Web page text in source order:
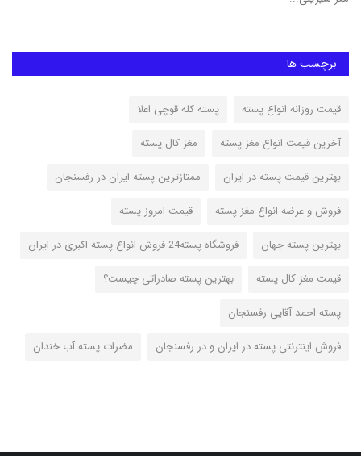
برچسب ها
قیمت روزانه انواع پسته
پسته کله قوچی اعلا
آخرین قیمت انواع مغز پسته
مغز کال پسته
بهترین قیمت پسته در ایران
ممتازترین پسته ایران در رفسنجان
فروش و عرضه انواع مغز پسته
قیمت امروز پسته
بهترین پسته جهان
فروشگاه پسته24 فروش انواع پسته اکبری در ایران
قیمت مغز کال پسته
بهترین پسته صادراتی چیست؟
پسته احمد آقایی رفسنجان
فروش اینترنتی پسته در ایران و در رفسنجان
مضرات پسته آب خندان